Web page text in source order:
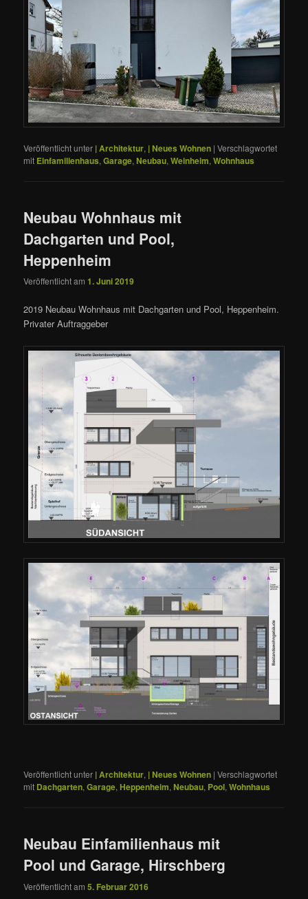
Veröffentlicht unter | Architektur, | Neues Wohnen |Verschlagwortet
mit Einfamilienhaus,Garage,Neubau,Weinheim,Wohnhaus
Neubau Wohnhaus mit
Dachgarten und Pool,
Heppenheim
Veröffentlicht am1. Juni 2019
2019 Neubau Wohnhaus mit Dachgarten und Pool, Heppenheim.
Privater Auftraggeber
Veröffentlicht unter | Architektur, | Neues Wohnen |Verschlagwortet
mit Dachgarten,Garage,Heppenheim,Neubau, Pool,Wohnhaus
Neubau Einfamilienhaus mit
Pool und Garage, Hirschberg
Veröffentlicht am5. Februar 2016